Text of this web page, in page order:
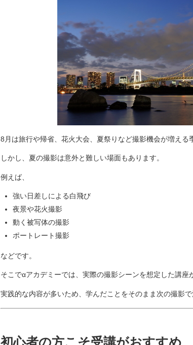
8月は旅行や帰省、花火大会、夏祭りなど撮影機会が増える
しかし、夏の撮影は意外と難しい場面もあります。
例えば、
強い日差しによる白飛び
夜景や花火撮影
動く被写体の撮影
ポートレート撮影
などです。
そこでαアカデミーでは、実際の撮影シーンを想定した講座
実践的な内容が多いため、学んだことをそのまま次の撮影
初心者の方こそ受講がおすすめ